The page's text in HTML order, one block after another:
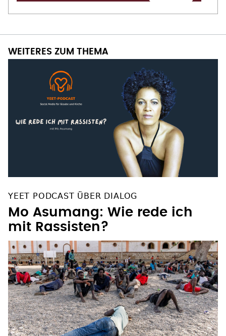
WEITERES ZUM THEMA
YEET PODCAST ÜBER DIALOG
Mo Asumang: Wie rede ich
mit Rassisten?